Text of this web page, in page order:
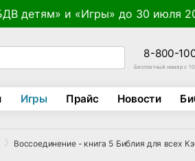
детям» и «Игры» до 30 июля
8-800-
Бесплатный номер с
Игры Прайс Новости
Воссоединение - книга 5 Библия для всех